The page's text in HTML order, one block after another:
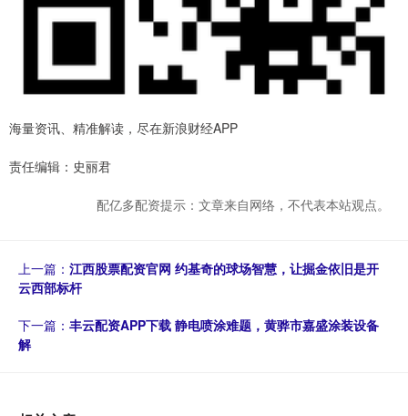
海量资讯、精准解读，尽在新浪财经APP
责任编辑：史丽君
配亿多配资提示：文章来自网络，不代表本站观点。
上一篇： 江西股票配资官网 约基奇的球场智慧，让掘金依旧是开
云西部标杆
下一篇： 丰云配资APP下载 静电喷涂难题，黄骅市嘉盛涂装设备
解